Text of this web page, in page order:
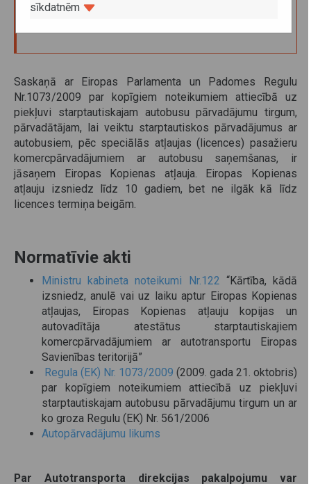
119.89
Saskaņā ar Eiropas Parlamenta un Padomes Regulu
Nr.1073/2009 par kopīgiem noteikumiem attiecībā uz
piekļuvi starptautiskajam autobusu pārvadājumu tirgum,
pārvadātājam, lai veiktu starptautiskos pārvadājumus ar
autobusiem, pēc speciālās atļaujas (licences) pasažieru
komercpārvadājumiem ar autobusu saņemšanas, ir
jāsaņem Eiropas Kopienas atļauja. Eiropas Kopienas
atļauju izsniedz līdz 10 gadiem, bet ne ilgāk kā līdz
licences termiņa beigām.
Normatīvie akti
Ministru kabineta noteikumi Nr.122 “Kārtība, kādā
izsniedz, anulē vai uz laiku aptur Eiropas Kopienas
atļaujas, Eiropas Kopienas atļauju kopijas un
autovadītāja atestātus starptautiskajiem
komercpārvadājumiem ar autotransportu Eiropas
Savienības teritorijā”
Regula (EK) Nr. 1073/2009 (2009. gada 21. oktobris)
par kopīgiem noteikumiem attiecībā uz piekļuvi
starptautiskajam autobusu pārvadājumu tirgum un ar
ko groza Regulu (EK) Nr. 561/2006
Autopārvadājumu likums
Par Autotransporta direkcijas pakalpojumu var
sīkdatnēm